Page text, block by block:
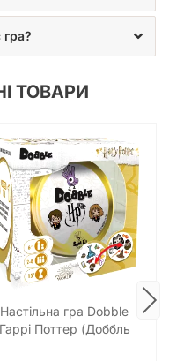
гра?
ТОВАРИ
Настільна гра Dobble
Гаррі Поттер (Доббль